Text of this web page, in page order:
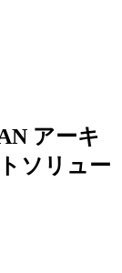
アーキ
ソリュー